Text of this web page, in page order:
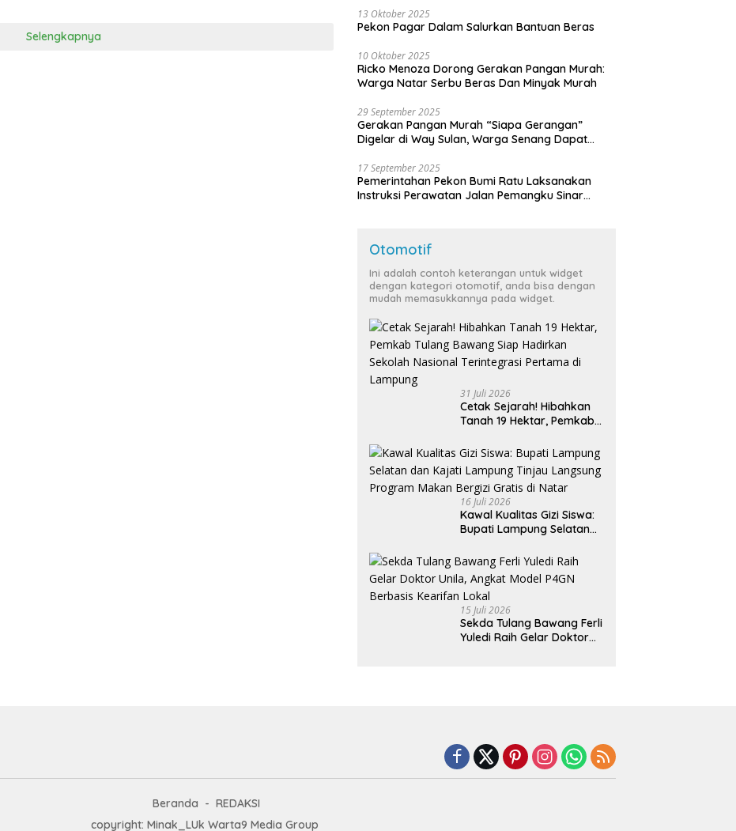
Selengkapnya
13 Oktober 2025
Pekon Pagar Dalam Salurkan Bantuan Beras
10 Oktober 2025
Ricko Menoza Dorong Gerakan Pangan Murah:
Warga Natar Serbu Beras Dan Minyak Murah
29 September 2025
Gerakan Pangan Murah “Siapa Gerangan”
Digelar di Way Sulan, Warga Senang Dapat
17 September 2025
Pemerintahan Pekon Bumi Ratu Laksanakan
Instruksi Perawatan Jalan Pemangku Sinar
Otomotif
Ini adalah contoh keterangan untuk widget
dengan kategori otomotif, anda bisa dengan
mudah memasukkannya pada widget.
31 Juli 2026
Cetak Sejarah! Hibahkan
Tanah 19 Hektar, Pemkab
Hadirkan Sekolah Nasional
Terintegrasi Pertama di
Lampung
16 Juli 2026
Kawal Kualitas Gizi Siswa:
Bupati Lampung Selatan
Langsung Program Makan
Bergizi Gratis di Natar
15 Juli 2026
Sekda Tulang Bawang Ferli
Yuledi Raih Gelar Doktor
Beranda
REDAKSI
copyright: Minak_LUk Warta9 Media Group